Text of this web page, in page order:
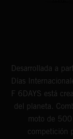
Desarrollada a
Días
F 6DAYS está
del planeta.
moto de
competición